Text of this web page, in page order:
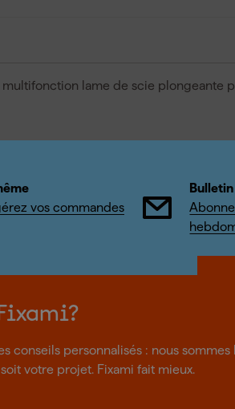
multifonction lame de scie plongeante
vos commandes
Bulletin
conseils personnalisés : nous sommes
votre projet. Fixami fait mieux.